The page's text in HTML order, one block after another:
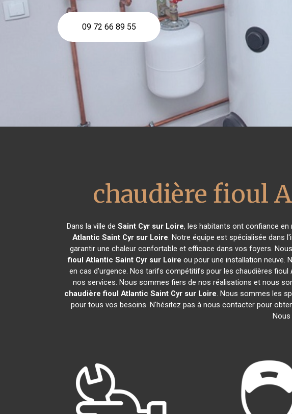
09 72 66 89 55
chaudière fioul
Dans la ville de Saint Cyr sur Loire, les habitants ont confiance
Atlantic Saint Cyr sur Loire. Notre équipe est spécialisée dans
garantir une chaleur confortable et efficace dans vos foyers.
fioul Atlantic Saint Cyr sur Loire ou pour une installation neuve.
en cas d'urgence. Nos tarifs compétitifs pour les chaudières fioul
nos services. Nous sommes fiers de nos réalisations et nous
chaudière fioul Atlantic Saint Cyr sur Loire. Nous sommes les
pour tous vos besoins. N'hésitez pas à nous contacter pour